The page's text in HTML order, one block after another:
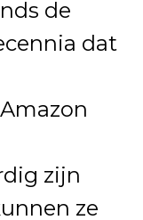
de
dat
zijn
ze